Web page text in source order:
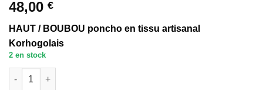
48,00 €
HAUT / BOUBOU poncho en tissu artisanal
Korhogolais
2 en stock
quantité de boubou / TOP poncho BAFANI Taille M/L